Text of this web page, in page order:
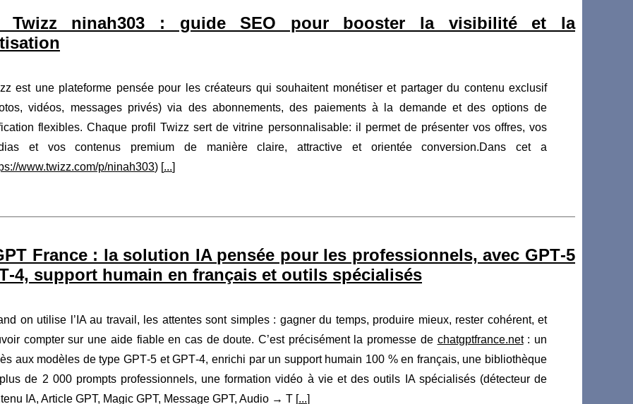
Twizz ninah303 : guide SEO pour booster la visibilité et la
est une plateforme pensée pour les créateurs qui souhaitent monétiser et partager du contenu exclusif
vidéos, messages privés) via des abonnements, des paiements à la demande et des options de
flexibles. Chaque profil Twizz sert de vitrine personnalisable: il permet de présenter vos offres, vos
et vos contenus premium de manière claire, attractive et orientée conversion.Dans cet a
www.twizz.com/p/ninah303) [...]
France : la solution IA pensée pour les professionnels, avec GPT‑5
support humain en français et outils spécialisés
on utilise l’IA au travail, les attentes sont simples : gagner du temps, produire mieux, rester cohérent, et
compter sur une aide fiable en cas de doute. C’est précisément la promesse de chatgptfrance.net: un
aux modèles de type GPT‑5 et GPT‑4, enrichi par un support humain 100 % en français, une bibliothèque
de 2 000 prompts professionnels, une formation vidéo à vie et des outils IA spécialisés (détecteur de
IA, Article GPT, Magic GPT, Message GPT, Audio → T [...]